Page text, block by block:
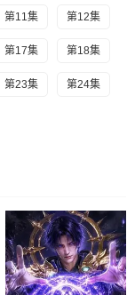
第11集 第12集
第17集 第18集
第23集 第24集